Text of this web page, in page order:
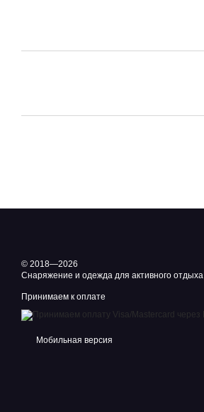
© 2018—2026
Снаряжение и одежда для активного
Принимаем к оплате
Мобильная версия